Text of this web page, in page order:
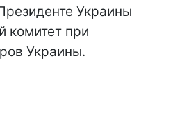
Украины
комитет при
Украины.